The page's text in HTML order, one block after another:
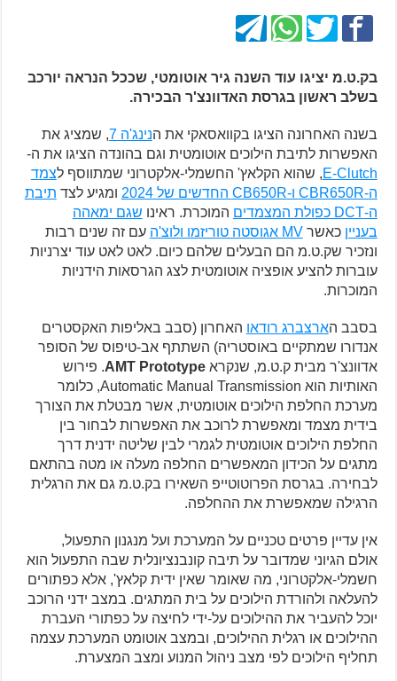
בק.ט.מ יציגו עוד השנה גיר אוטומטי, שככל הנראה יורכב
בשלב ראשון בגרסת האדוונצ'ר הבכירה.
בשנה האחרונה הציגו בקוואסאקי את הנינג'ה 7 , שמציג את
האפשרות לתיבת הילוכים אוטומטית וגם בהונדה הציגו את ה-
E-Clutch, שהוא הקלאץ' החשמלי-אלקטרוני שמתווסף לצמד
ה-CBR650R ו-CB650R החדשים של 2024
ומגיע לצד תיבת
ה-DCT כפולת המצמדים
המוכרת. ראינו שגם ימאהה
בעניין כאשרMV אגוסטה טוריזמו ולוצ'ה
עם זה שנים רבות
ונזכיר שק.ט.מ הם הבעלים שלהם כיום. לאט לאט עוד יצרניות
עוברות להציע אופציה אוטומטית לצג הגרסאות הידניות
המוכרות.
בסבב הארצברג רודאו האחרון (סבב באליפות האקסטרים
אנדורו שמתקיים באוסטריה) השתתף אב-טיפוס של הסופר
אדוונצ'ר מבית ק.ט.מ, שנקראAMT Prototype. פירוש
האותיות הוא Automatic Manual Transmission, כלומר
מערכת החלפת הילוכים אוטומטית, אשר מבטלת את הצורך
בידית מצמד ומאפשרת לרוכב את האפשרות לבחור בין
החלפת הילוכים אוטומטית לגמרי לבין שליטה ידנית דרך
מתגים על הכידון המאפשרים החלפה מעלה או מטה בהתאם
לבחירה. בגרסת הפרוטוטייפ השאירו בק.ט.מ גם את הרגלית
הרגילה שמאפשרת את ההחלפה.
אין עדיין פרטים טכניים על המערכת ועל מנגנון התפעול,
אולם הגיוני שמדובר על תיבה קונבנציונלית שבה התפעול הוא
חשמלי-אלקטרוני, מה שאומר שאין ידית קלאץ', אלא כפתורים
להעלאה ולהורדת הילוכים על בית המתגים. במצב ידני הרוכב
יוכל להעביר את ההילוכים על-ידי לחיצה על כפתורי העברת
ההילוכים או רגלית ההילוכים, ובמצב אוטומט המערכת עצמה
תחליף הילוכים לפי מצב ניהול המנוע ומצב המצערת.